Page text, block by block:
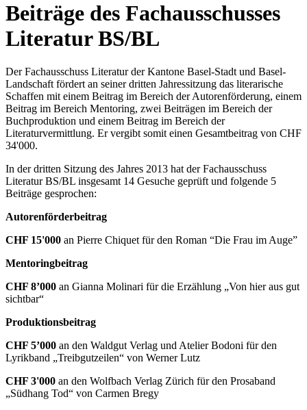
Beiträge des Fachausschusses
Literatur BS/BL
Der Fachausschuss Literatur der Kantone Basel-Stadt und Basel-
Landschaft fördert an seiner dritten Jahressitzung das literarische
Schaffen mit einem Beitrag im Bereich der Autorenförderung, einem
Beitrag im Bereich Mentoring, zwei Beiträgen im Bereich der
Buchproduktion und einem Beitrag im Bereich der
Literaturvermittlung. Er vergibt somit einen Gesamtbeitrag von CHF
34'000.
In der dritten Sitzung des Jahres 2013 hat der Fachausschuss
Literatur BS/BL insgesamt 14 Gesuche geprüft und folgende 5
Beiträge gesprochen:
Autorenförderbeitrag
CHF 15'000 an Pierre Chiquet für den Roman “Die Frau im Auge”
Mentoringbeitrag
CHF 8’000 an Gianna Molinari für die Erzählung „Von hier aus gut
sichtbar“
Produktionsbeitrag
CHF 5’000 an den Waldgut Verlag und Atelier Bodoni für den
Lyrikband „Treibgutzeilen“ von Werner Lutz
CHF 3'000 an den Wolfbach Verlag Zürich für den Prosaband
„Südhang Tod“ von Carmen Bregy